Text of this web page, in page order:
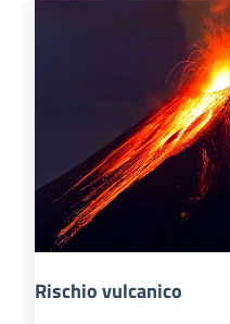
Rischio vulcanico